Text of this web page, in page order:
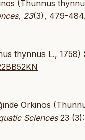
(Thunnus
, 23(3), 479-484.
thynnus L., 1758)
Orkinos
Sciences23